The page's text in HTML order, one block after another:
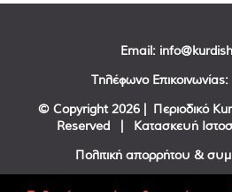
Email:
Τηλέφωνο Επικοινωνίας:
© Copyright 2026 | Περιοδικό
Reserved | Κατασκευή
Πολιτική απορρήτου &